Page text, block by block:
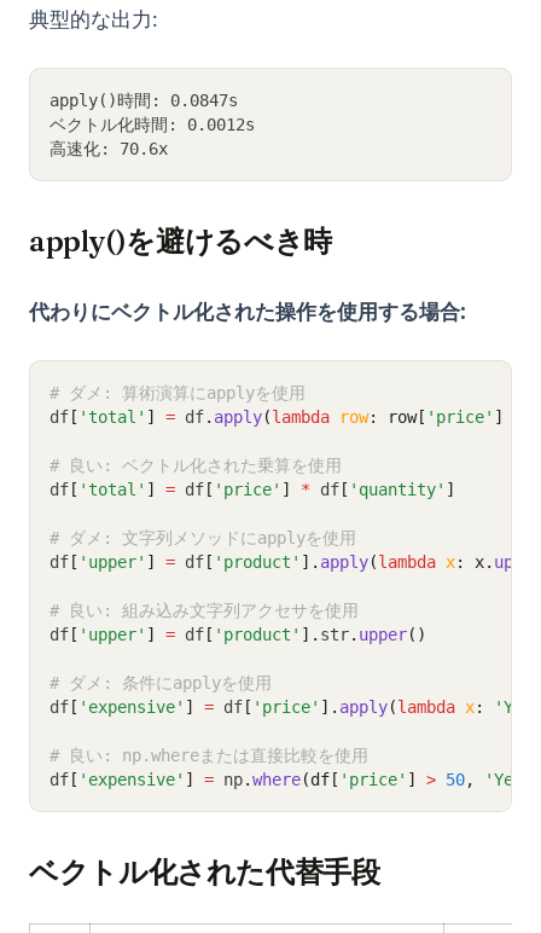
典型的な出力:
apply()時間: 0.0847s
ベクトル化時間: 0.0012s
高速化: 70.6x
apply()を避けるべき時
代わりにベクトル化された操作を使用する場合:
# ダメ: 算術演算にapplyを使用
df [ 'total' ] = df. apply(lambda row: row[ 'price' ]
# 良い: ベクトル化された乗算を使用
df [ 'total' ] = df [ 'price' ] * df [ 'quantity' ]
# ダメ: 文字列メソッドにapplyを使用
df [ 'upper' ] = df [ 'product' ]. apply(lambda x: x. upper
# 良い: 組み込み文字列アクセサを使用
df [ 'upper' ] = df [ 'product' ]. str. upper()
# ダメ: 条件にapplyを使用
df [ 'expensive' ] = df [ 'price' ]. apply(lambda x: 'Yes'
# 良い: np.whereまたは直接比較を使用
df [ 'expensive' ] = np.where(df[ 'price' ] > 50, 'Yes'
ベクトル化された代替手段